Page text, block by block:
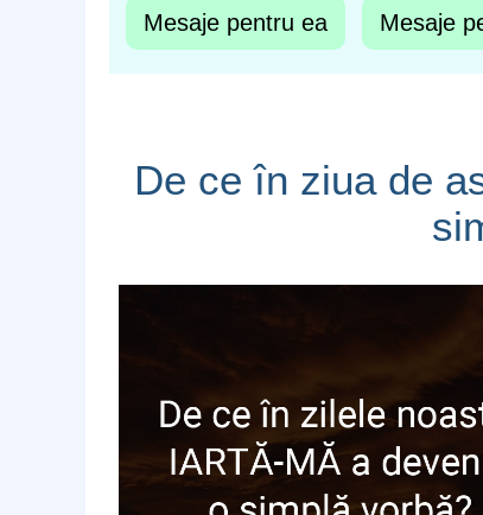
Mesaje pentru ea Mesaje
De ce în ziua de